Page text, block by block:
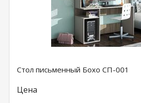
Стол письменный Бохо СП-001
Цена